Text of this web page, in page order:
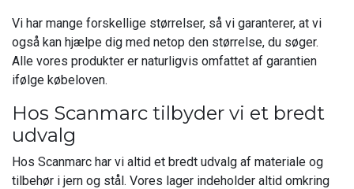
Vi har mange forskellige størrelser, så vi garanterer, at vi
også kan hjælpe dig med netop den størrelse, du søger.
Alle vores produkter er naturligvis omfattet af garantien
ifølge købeloven.
Hos Scanmarc tilbyder vi et bredt
udvalg
Hos Scanmarc har vi altid et bredt udvalg af materiale og
tilbehør i jern og stål. Vores lager indeholder altid omkring